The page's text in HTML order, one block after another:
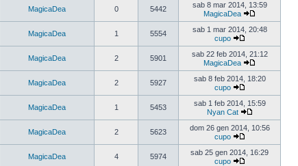
MagicaDea 0 5442
sab 8 mar 2014, 13:59
MagicaDea
MagicaDea 1 5554
sab 1 mar 2014, 20:48
cupo
MagicaDea 2 5901
sab 22 feb 2014, 21:12
MagicaDea
MagicaDea 2 5927
sab 8 feb 2014, 18:20
cupo
MagicaDea 1 5453
sab 1 feb 2014, 15:59
Nyan Cat
MagicaDea 2 5623
dom 26 gen 2014, 10:56
cupo
MagicaDea 4 5974
sab 25 gen 2014, 16:29
cupo